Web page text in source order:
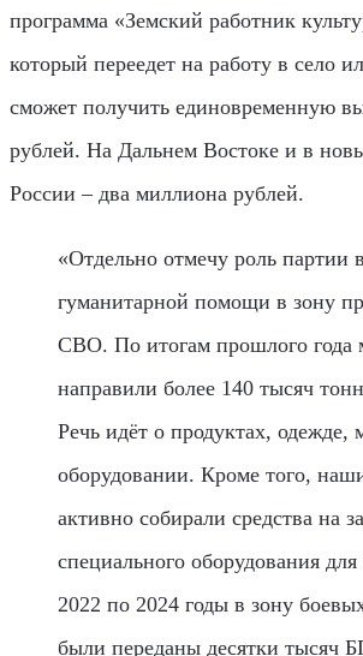
программа «Земский работник
который переедет на работу в село
сможет получить единовременную
рублей. На Дальнем Востоке и в
России – два миллиона рублей.
«Отдельно отмечу роль партии
гуманитарной помощи в зону
СВО. По итогам прошлого года
направили более 140 тысяч
Речь идёт о продуктах, одежде,
оборудовании. Кроме того,
активно собирали средства на
специального оборудования
2022 по 2024 годы в зону
были переданы десятки тысяч